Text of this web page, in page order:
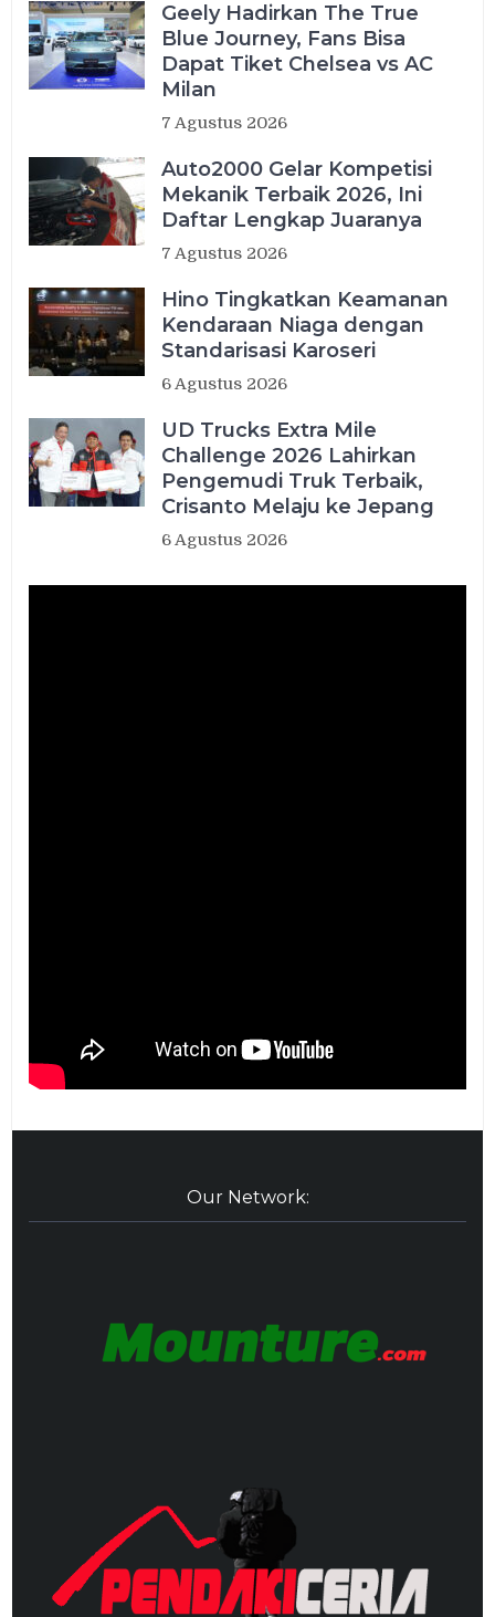
Geely Hadirkan The True
Blue Journey, Fans Bisa
Dapat Tiket Chelsea vs AC
Milan
7 Agustus 2026
Auto2000 Gelar Kompetisi
Mekanik Terbaik 2026, Ini
Daftar Lengkap Juaranya
7 Agustus 2026
Hino Tingkatkan Keamanan
Kendaraan Niaga dengan
Standarisasi Karoseri
6 Agustus 2026
UD Trucks Extra Mile
Challenge 2026 Lahirkan
Pengemudi Truk Terbaik,
Crisanto Melaju ke Jepang
6 Agustus 2026
Our Network: